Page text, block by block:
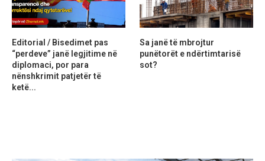
Editorial / Bisedimet pas
“perdeve” janë legjitime në
diplomaci, por para
nënshkrimit patjetër të
ketë...
Sa janë të mbrojtur
punëtorët e ndërtimtarisë
sot?